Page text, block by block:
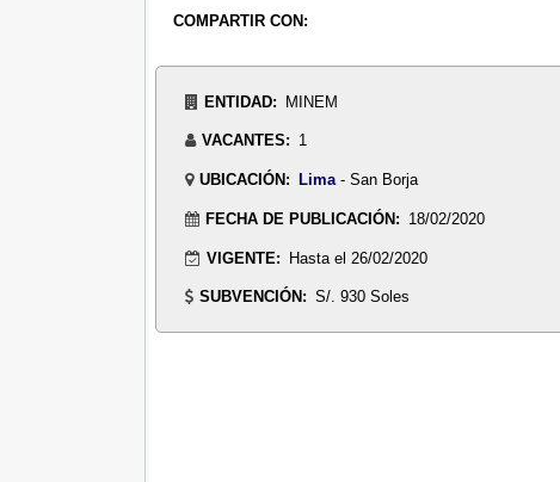
COMPARTIR CON:
ENTIDAD: MINEM
VACANTES: 1
UBICACIÓN: Lima- San Borja
FECHA DE PUBLICACIÓN: 18/02/2020
VIGENTE: Hasta el 26/02/2020
SUBVENCIÓN: S/. 930 Soles